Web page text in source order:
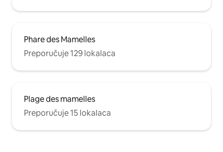
Phare des Mamelles
Preporučuje 129 lokalaca
Plage des mamelles
Preporučuje 15 lokalaca